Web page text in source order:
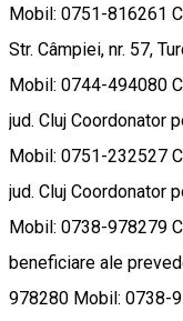
Mobil: 0751-816261
Str. Câmpiei, nr. 57,
Mobil: 0744-494080
jud. Cluj Coordonator
Mobil: 0751-232527
jud. Cluj Coordonator
Mobil: 0738-978279
beneficiare ale
978280 Mobil: 0738-